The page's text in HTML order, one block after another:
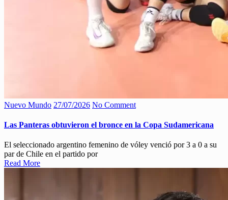
Nuevo Mundo 27/07/2026 No Comment
Las Panteras obtuvieron el bronce en la Copa Sudamericana
El seleccionado argentino femenino de vóley venció por 3 a 0 a su
par de Chile en el partido por
Read More